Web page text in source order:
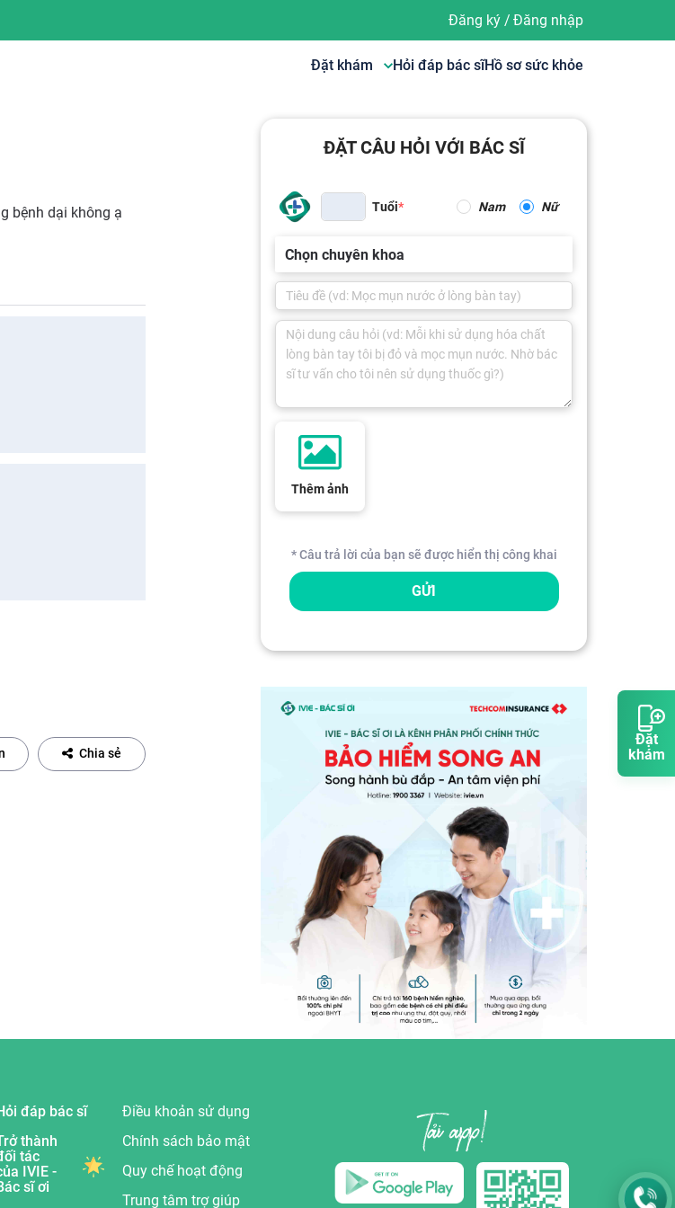
Đặt
khám
Đăng ký/ Đăng nhập
Đặt khám Hỏi đáp bác sĩHồ sơ sức khỏe
bệnh dại không ạ
Chia sẻ
ĐẶT CÂU HỎI VỚI BÁC SĨ
Tuổi Nam Nữ
Chọn chuyên khoa
Thêm ảnh
* Câu trả lời của bạn sẽ được hiển thị công khai
GỬI
đáp bác sĩ
thành
tác
IVIE -
sĩ ơi
Điều khoản sử dụng
Chính sách bảo mật
Quy chế hoạt động
Trung tâm trợ giúp